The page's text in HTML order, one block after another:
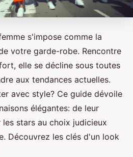
s'impose comme la
votre garde-robe. Rencontre
elle se décline sous toutes
aux tendances actuelles.
avec style? Ce guide dévoile
élégantes: de leur
stars au choix judicieux
Découvrez les clés d'un look